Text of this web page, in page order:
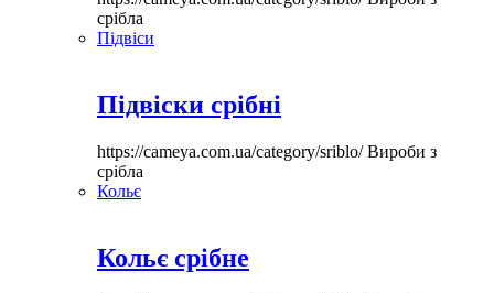
срібла
Підвіси
Підвіски срібні
https://cameya.com.ua/category/sriblo/Вироби з
срібла
Кольє
Кольє срібне